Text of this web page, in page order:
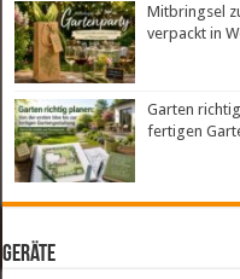
Mitbringsel
verpackt in
Garten
fertigen
Geräte